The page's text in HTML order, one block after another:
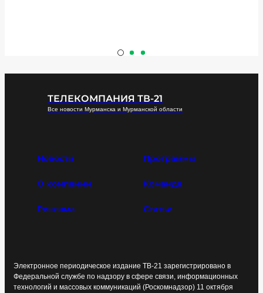
ТЕЛЕКОМПАНИЯ ТВ-21
Все новости Мурманска и Мурманской области
Новости Программы
О компании Команда
Реклама Статьи
Электронное периодическое издание ТВ-21 зарегистрировано в
Федеральной службе по надзору в сфере связи, информационных
технологий и массовых коммуникаций (Роскомнадзор) 11 октября